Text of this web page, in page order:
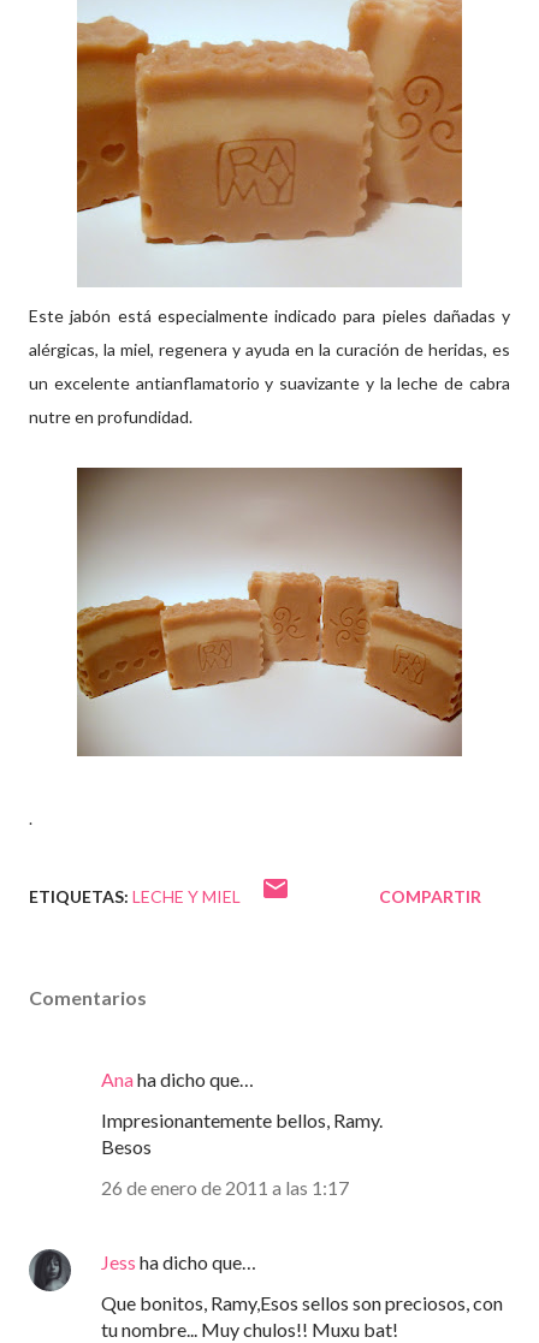
Este jabón está especialmente indicado para pieles dañadas y
alérgicas, la miel, regenera y ayuda en la curación de heridas, es
un excelente antianflamatorio y suavizante y la leche de cabra
nutre en profundidad.
.
ETIQUETAS: LECHE Y MIEL COMPARTIR
Comentarios
Anaha dicho que…
Impresionantemente bellos, Ramy.
Besos
26 de enero de 2011 a las 1:17
Jess ha dicho que…
Que bonitos, Ramy,Esos sellos son preciosos, con
tu nombre... Muy chulos!! Muxu bat!